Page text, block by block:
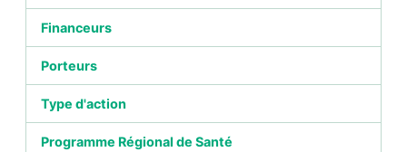
Financeurs
Porteurs
Type d'action
Programme Régional de Santé